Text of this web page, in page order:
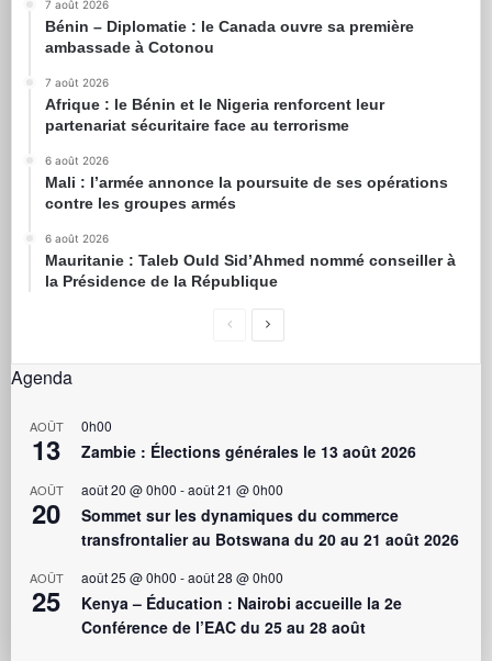
7 août 2026
Bénin – Diplomatie : le Canada ouvre sa première
ambassade à Cotonou
7 août 2026
Afrique : le Bénin et le Nigeria renforcent leur
partenariat sécuritaire face au terrorisme
6 août 2026
Mali : l’armée annonce la poursuite de ses opérations
contre les groupes armés
6 août 2026
Mauritanie : Taleb Ould Sid’Ahmed nommé conseiller à
la Présidence de la République
Agenda
AOÛT
13
0h00
Zambie : Élections générales le 13 août 2026
AOÛT
20
août 20 @ 0h00 -août 21 @ 0h00
Sommet sur les dynamiques du commerce
transfrontalier au Botswana du 20 au 21 août 2026
AOÛT
25
août 25 @ 0h00 -août 28 @ 0h00
Kenya – Éducation : Nairobi accueille la 2e
Conférence de l’EAC du 25 au 28 août